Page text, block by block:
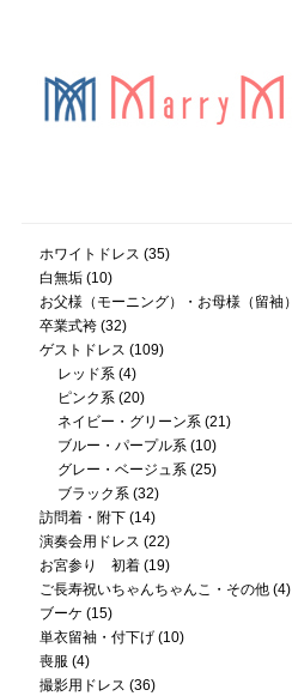
ホワイトドレス (35)
白無垢(10)
お父様（モーニング）・お母様（留袖）
卒業式袴(32)
ゲストドレス (109)
レッド系(4)
ピンク系(20)
ネイビー・グリーン系(21)
ブルー・パープル系(10)
グレー・ベージュ系(25)
ブラック系(32)
訪問着・附下(14)
演奏会用ドレス (22)
お宮参り 初着(19)
ご長寿祝いちゃんちゃんこ・その他(4)
ブーケ (15)
単衣留袖・付下げ(10)
喪服 (4)
撮影用ドレス (36)